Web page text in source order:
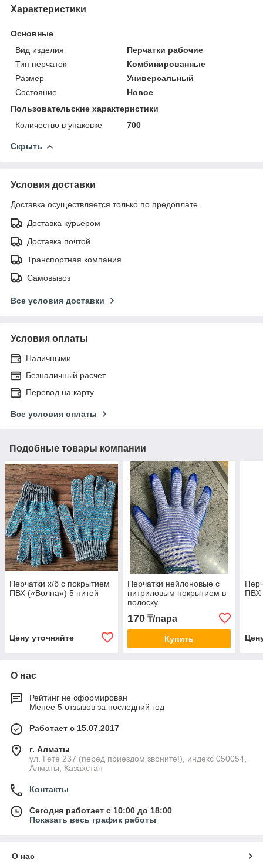
Характеристики
Основные
Вид изделия
Перчатки рабочие
Тип перчаток
Комбинированные
Размер
Универсальный
Состояние
Новое
Пользовательские характеристики
Количество в упаковке
700
Скрыть
Условия доставки
Доставка осуществляется только по предоплате.
Доставка курьером
Доставка почтой
Транспортная компания
Самовывоз
Все условия доставки
Условия оплаты
Наличными
Безналичный расчет
Перевод на карту
Все условия оплаты
Подобные товары компании
Перчатки х/б с покрытием
ПВХ («Волна») 5 нитей
Цену уточняйте
Перчатки нейлоновые с
нитриловым покрытием в
полоску
170₸/пара
Купить
ПВХ
О нас
Рейтинг не сформирован
Менее 5 отзывов за последний год
Работает с 15.07.2017
г. Алматы
ул. Гете 237 (перед приездом звоните!), индекс 050054,
Алматы, Казахстан
Контакты
Сегодня работает с 10:00 до 18:00
Показать весь график работы
О нас